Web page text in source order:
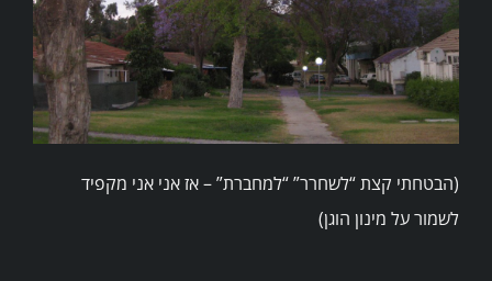
(הבטחתי קצת “לשחרר” “למחברת” – אז אני אני מקפיד
לשמור על מינון הוגן)